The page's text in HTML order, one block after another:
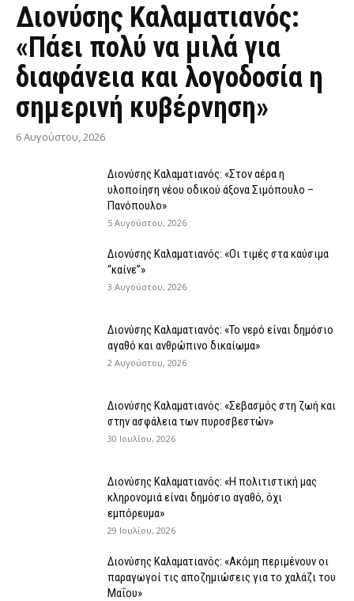
Διονύσης Καλαματιανός:
«Πάει πολύ να μιλά για
διαφάνεια και λογοδοσία η
σημερινή κυβέρνηση»
6 Αυγούστου, 2026
Διονύσης Καλαματιανός: «Στον αέρα η
υλοποίηση νέου οδικού άξονα Σιμόπουλο –
Πανόπουλο»
5 Αυγούστου, 2026
Διονύσης Καλαματιανός: «Οι τιμές στα καύσιμα
“καίνε”»
3 Αυγούστου, 2026
Διονύσης Καλαματιανός: «Το νερό είναι δημόσιο
αγαθό και ανθρώπινο δικαίωμα»
2 Αυγούστου, 2026
Διονύσης Καλαματιανός: «Σεβασμός στη ζωή και
στην ασφάλεια των πυροσβεστών»
30 Ιουλίου, 2026
Διονύσης Καλαματιανός: «Η πολιτιστική μας
κληρονομιά είναι δημόσιο αγαθό, όχι
εμπόρευμα»
29 Ιουλίου, 2026
Διονύσης Καλαματιανός: «Ακόμη περιμένουν οι
παραγωγοί τις αποζημιώσεις για το χαλάζι του
Μαΐου»